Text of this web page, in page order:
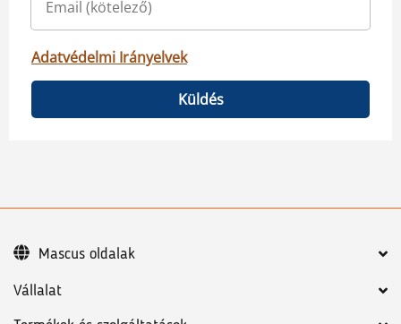
Adatvédelmi Irányelvek
Küldés
Vállalat
Mascus oldalak